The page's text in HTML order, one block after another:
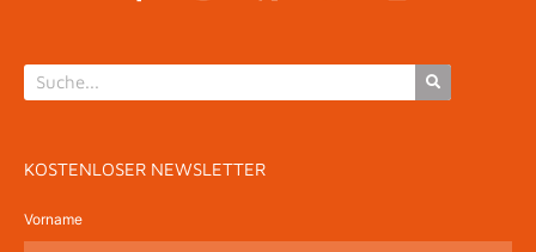
KOSTENLOSER NEWSLETTER
Vorname